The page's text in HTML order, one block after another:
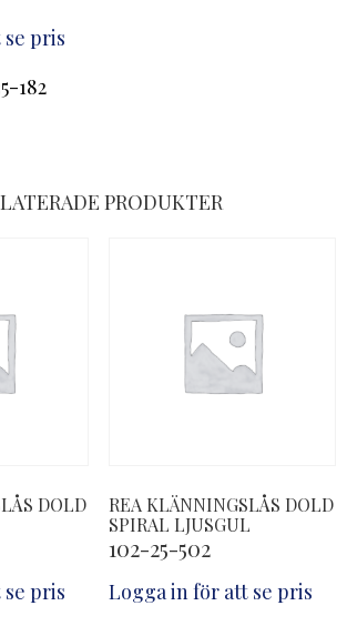
pris
182
PRODUKTER
DOLD
pris
REA KLÄNNINGSLÅS DOLD
SPIRAL LJUSGUL
102-25-502
Logga in för att se pris